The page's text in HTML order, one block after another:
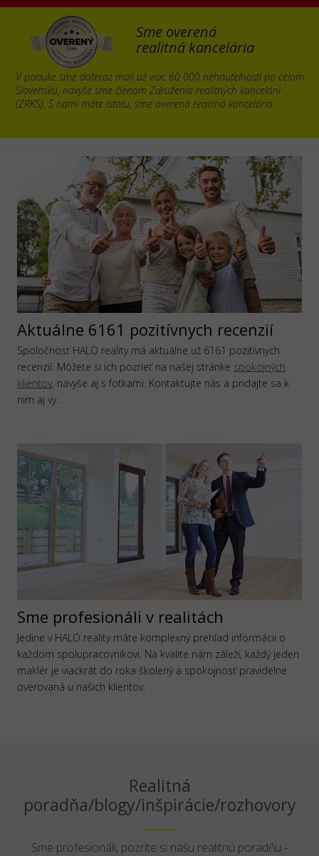
Sme overená
realitná kancelária
V ponuke sme doteraz mali už viac 60 000 nehnuteľností po celom
Slovensku, navyše sme členom Združenia realitných kancelárii
(ZRKS). S nami máte istotu, sme overená realitná kancelária.
Aktuálne 6161 pozitívnych recenzií
Spoločnosť HALO reality má aktuálne už 6161 pozitívnych
recenzií. Môžete si ich pozrieť na našej stránke spokojných
klientov, navyše aj s fotkami. Kontaktujte nás a pridajte sa k
nim aj vy.
Sme profesionáli v realitách
Jedine v HALO reality máte komplexný prehľad informácii o
každom spolupracovníkovi. Na kvalite nám záleží, každý jeden
maklér je viackrát do roka školený a spokojnosť pravidelne
overovaná u našich klientov.
Realitná
poradňa/blogy/inšpirácie/rozhovory
Sme profesionáli, pozrite si našu realitnú poradňu -